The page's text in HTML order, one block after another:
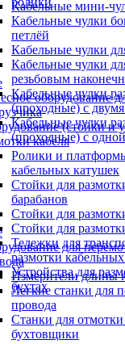
Кабельные мини-
Кабельные чулки
петлёй
Кабельные чулки
Кабельные чулки
резьбовым
Кабельные чулки
(проходные) с
Кабельные чулки
(проходные) с
оборудование
(стойки и
кабеля
Ролики и
кабельных катушек
Стойки для
барабанов
Стойки для
Стойки для
Тележки для
размотки
Устройства для
бухтах
для
Измерители длины
Легкие станки для
провода
Станки для
бухтовщики